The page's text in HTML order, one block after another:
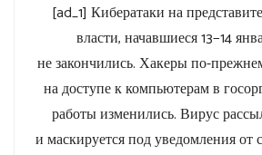
[ad_1] Кибератаки на
власти, начавшиеся 13−14
не закончились. Хакеры по-
на доступе к компьютерам в
работы изменились. Вирус
и маскируется под уведомления от